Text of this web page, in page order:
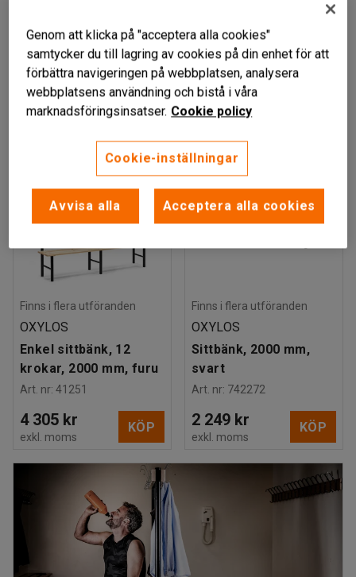
furu
Art. nr:41252
2 149 kr KÖP
krokar, 2000 mm,
svart
Art. nr:742182
4 525 kr
exkl. moms
Finns i flera utföranden
OXYLOS
Enkel sittbänk, 12
krokar, 2000 mm, furu
Art. nr: 41251
4 305 kr
exkl. moms
KÖP
Finns i flera utföranden
OXYLOS
Sittbänk, 2000 mm,
svart
Art. nr: 742272
2 249 kr
exkl. moms
KÖP
Genom att klicka på "acceptera alla cookies"
samtycker du till lagring av cookies på din enhet för att
förbättra navigeringen på webbplatsen, analysera
webbplatsens användning och bistå i våra
marknadsföringsinsatser. Cookie policy
Cookie-inställningar
Avvisa alla Acceptera alla cookies